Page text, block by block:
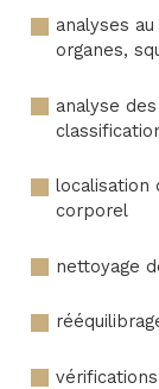
analyses
organes,
analyse
localisation
corporel
nettoyage